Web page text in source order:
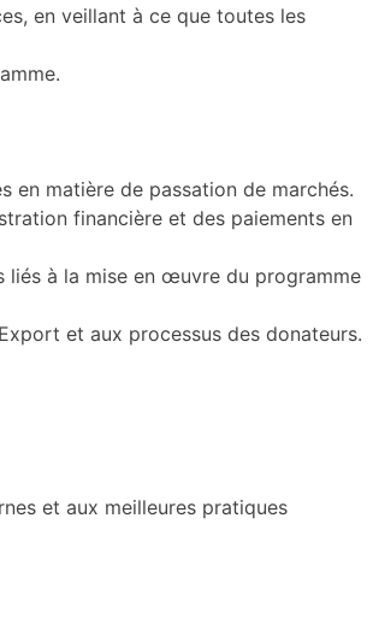
en veillant à ce que toutes les
en matière de passation de marchés.
financière et des paiements en
liés à la mise en œuvre du programme
et aux processus des donateurs.
et aux meilleures pratiques